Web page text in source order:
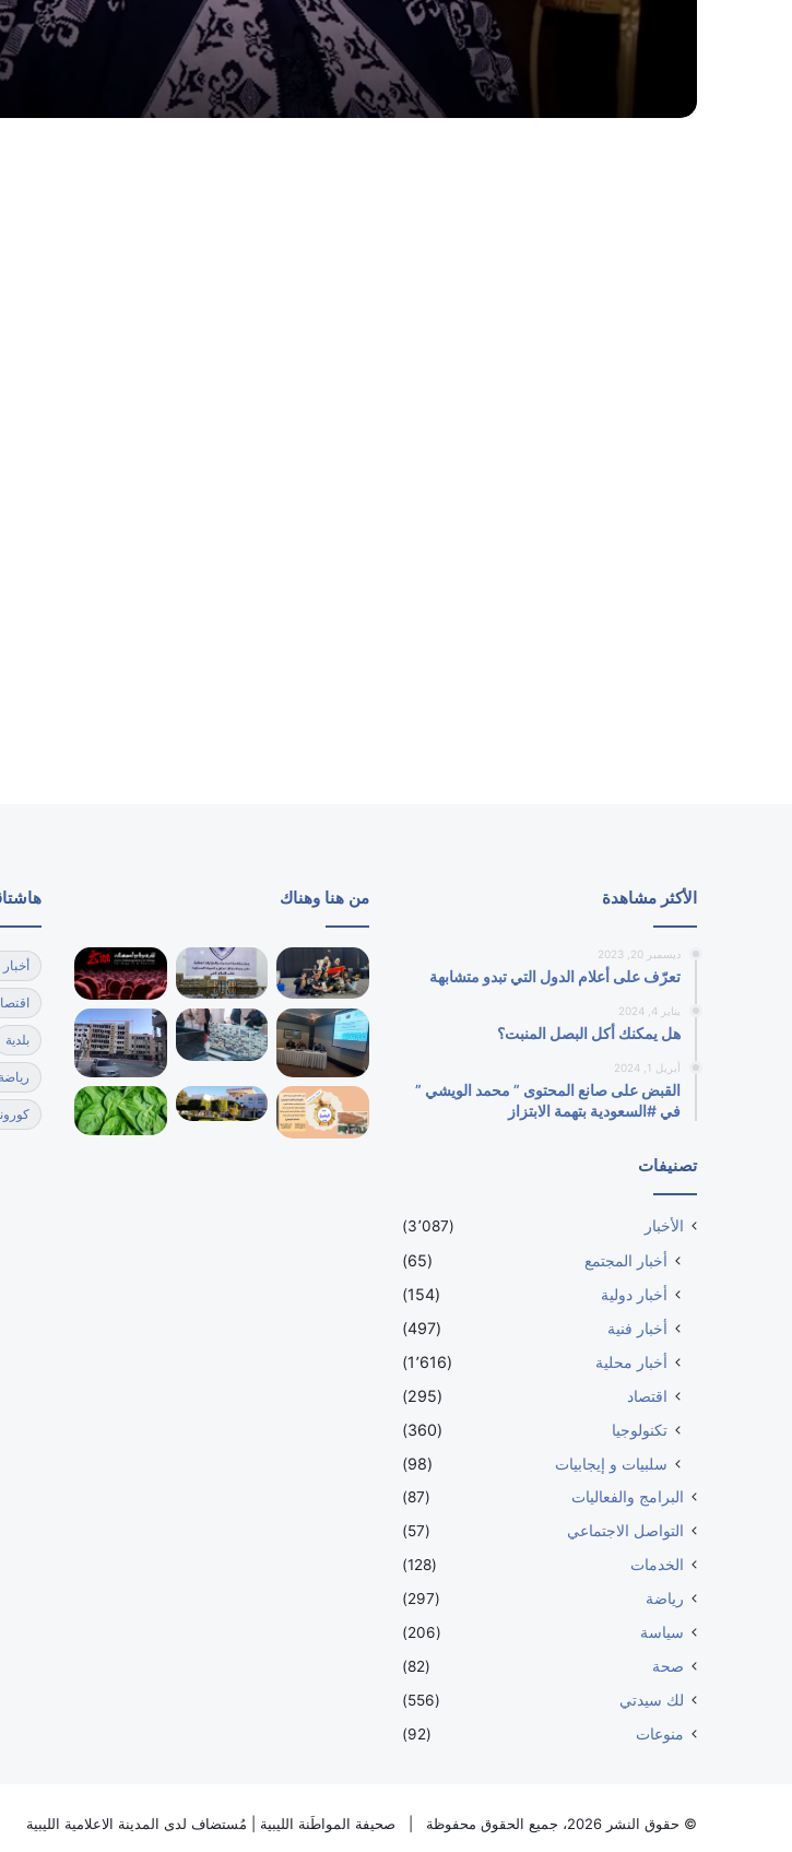
الفنان مصطفى فهمي في
ساعات من وفاة حسن
الأكثر مشاهدة
ديسمبر 20, 2023
تعرّف على أعلام الدول التي تبدو متشابهة
يناير 4, 2024
هل يمكنك أكل البصل المنبت؟
أبريل 1, 2024
القبض على صانع المحتوى ” محمد الويشي ”
في #السعودية بتهمة الابتزاز
تصنيفات
الأخبار (3٬087)
أخبار المجتمع
(65)
أخبار دولية
(154)
أخبار فنية
(497)
أخبار محلية
(1٬616)
اقتصاد
(295)
تكنولوجيا
(360)
سلبيات و إيجابيات
(98)
البرامج والفعاليات
(87)
التواصل الاجتماعي
(57)
الخدمات
(128)
رياضة
(297)
سياسة
(206)
صحة
(82)
لك سيدتي
(556)
منوعات
(92)
من هنا وهناك
أخبار
بلدية
رياضة
© حقوق النشر 2026، جميع الحقوق محفوظة | صحيفة المواطَنة الليبية | مُستضاف لدى المدينة الاعلامية الليبية